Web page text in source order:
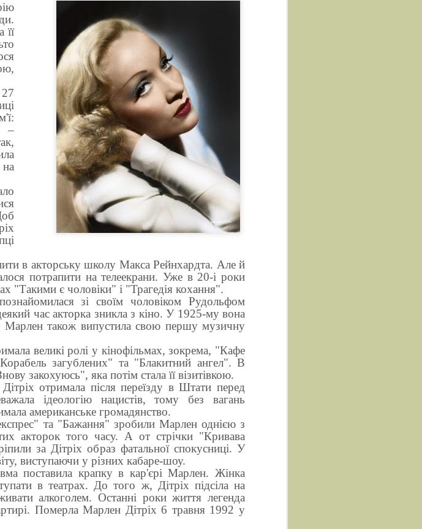
її
–
в акторську школу Макса Рейнхардта. Але й
потрапити на телеекрани. Уже в 20-і роки
"Такими є чоловіки" і "Трагедія кохання".
зі своїм чоловіком Рудольфом
час акторка зникла з кіно. У 1925-му вона
Марлен також випустила свою першу музичну
великі ролі у кінофільмах, зокрема, "Кафе
загублених" та "Блакитний ангел". В
закохуюсь", яка потім стала її візитівкою.
отримала після переїзду в Штати перед
ідеологію нацистів, тому без вагань
американське громадянство.
та "Бажання" зробили Марлен однією з
акторок того часу. А от стрічки "Кривава
за Дітріх образ фатальної спокусниці. У
виступаючи у різних кабаре-шоу.
поставила крапку в кар'єрі Марлен. Жінка
в театрах. До того ж, Дітріх підсіла на
алкоголем. Останні роки життя легенда
Померла Марлен Дітріх 6 травня 1992 у